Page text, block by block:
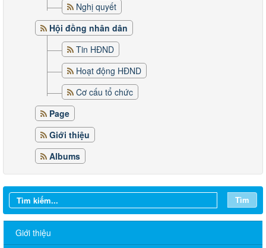
Nghị quyết
Hội đồng nhân dân
Tin HĐND
Hoạt động HĐND
Cơ cấu tổ chức
Page
Giới thiệu
Albums
Tìm
Giới thiệu